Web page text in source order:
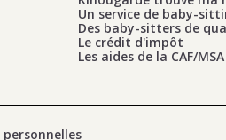
Un service de baby-
Des baby-sitters de
Le crédit d'impôt
Les aides de la CAF/MSA